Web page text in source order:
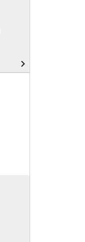
navigate_next